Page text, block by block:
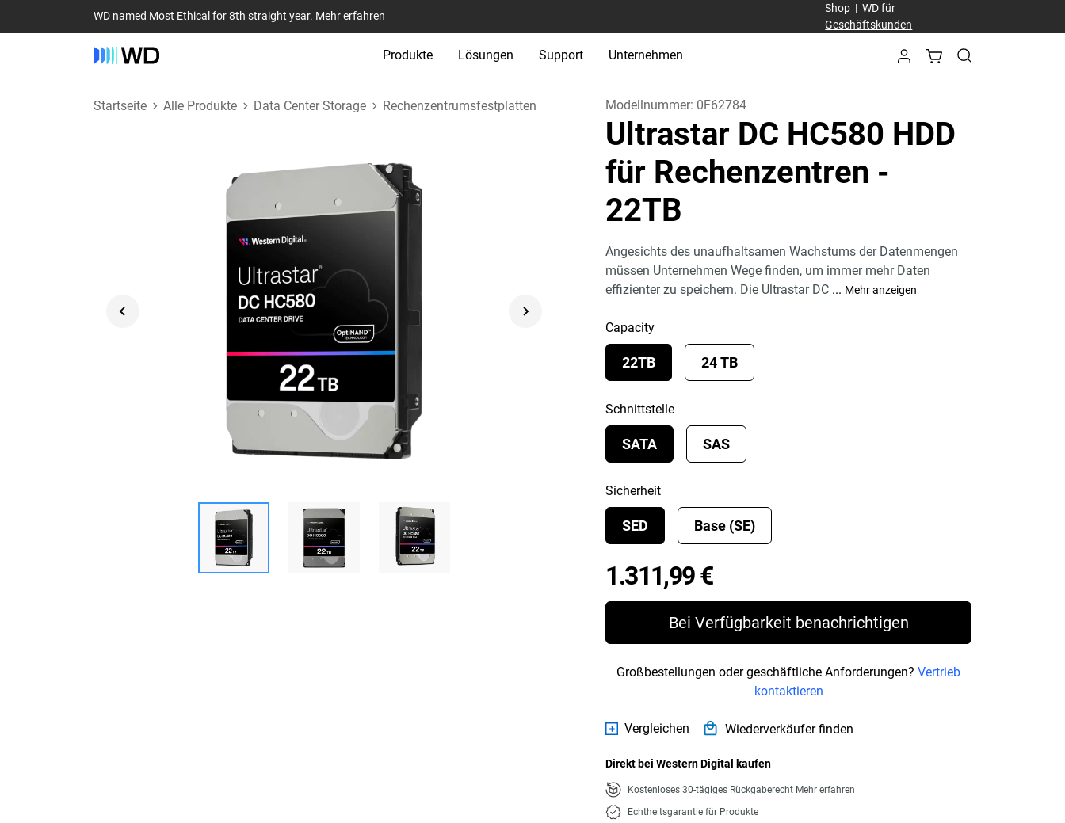
WD named Most Ethical for 8th straight year. Mehr erfahren
Shop |WD für
Geschäftskunden
Produkte Lösungen Support Unternehmen
Startseite Alle Produkte Data Center Storage Rechenzentrumsfestplatten Modellnummer: 0F62784
Ultrastar DC HC580 HDD
für Rechenzentren -
22TB
Angesichts des unaufhaltsamen Wachstums der Datenmengen
müssen Unternehmen Wege finden, um immer mehr Daten
effizienter zu speichern. Die Ultrastar DC ... Mehr anzeigen
Capacity
22TB 24 TB
Schnittstelle
SATA SAS
Sicherheit
SED Base (SE)
1.311,99 €Price 1.311,99 €
Bei Verfügbarkeit benachrichtigen
Großbestellungen oder geschäftliche Anforderungen?Vertrieb
kontaktieren
Vergleichen Wiederverkäufer finden
Direkt bei Western Digital kaufen
Kostenloses 30-tägiges Rückgaberecht Mehr erfahren
Echtheitsgarantie für Produkte